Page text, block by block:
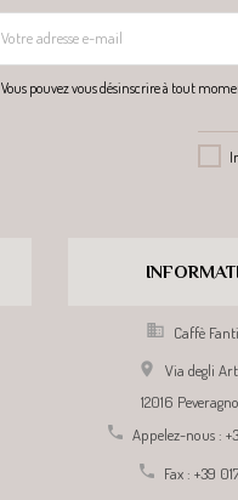
Vous pouvez vous désinscrire à tout
 Caffè

Via degli
12016 Peveragno,
 Appelez-nous :
 Fax : +39